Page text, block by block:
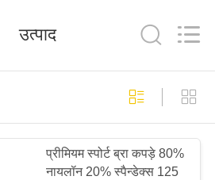
स्विमवियर
313
उत्पाद
प्रीमियम स्पोर्ट ब्रा कपड़े 80%
नायलॉन 20% स्पैन्डेक्स 125